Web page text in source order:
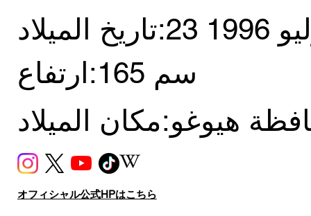
تاريخ الميلاد:
1996
ارتفاع:
165 سم
مكان الميلاد:هيوغو
オフィシャル公式HPはこちら